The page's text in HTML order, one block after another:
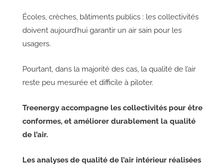
Écoles, crèches, bâtiments publics : les collectivités
doivent aujourd’hui garantir un air sain pour les
usagers.
Pourtant, dans la majorité des cas, la qualité de l’air
reste peu mesurée et difficile à piloter.
Treenergy accompagne les collectivités pour être
conformes, et améliorer durablement la qualité
de l’air.
Les analyses de qualité de l’air intérieur réalisées